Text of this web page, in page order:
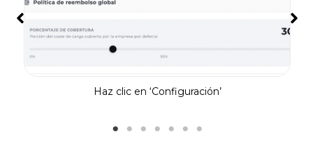
Haz clic en ‘Configuración’